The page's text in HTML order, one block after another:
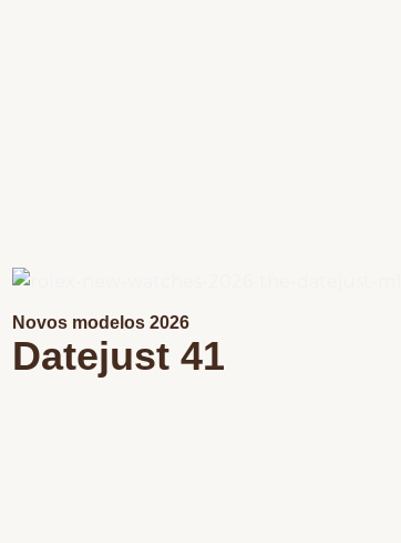
Novos modelos 2026
Datejust 41